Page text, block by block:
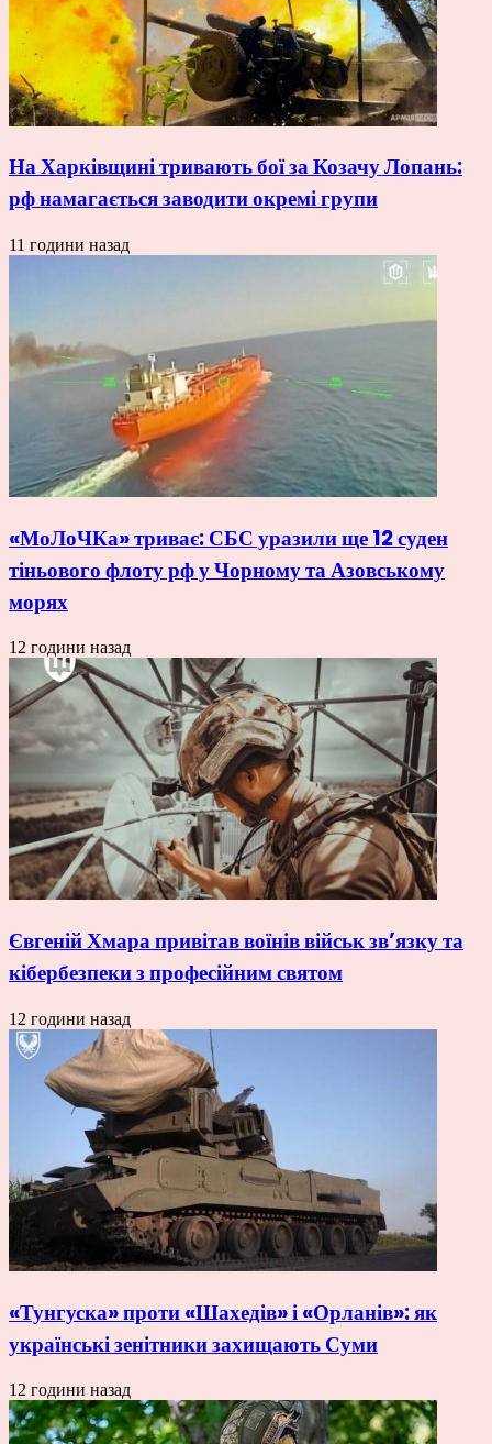
На Харківщині тривають бої за Козачу Лопань:
рф намагається заводити окремі групи
11 години назад
«МоЛоЧКа» триває: СБС уразили ще 12 суден
тіньового флоту рф у Чорному та Азовському
морях
12 години назад
Євгеній Хмара привітав воїнів військ зв’язку та
кібербезпеки з професійним святом
12 години назад
«Тунгуска» проти «Шахедів» і «Орланів»: як
українські зенітники захищають Суми
12 години назад